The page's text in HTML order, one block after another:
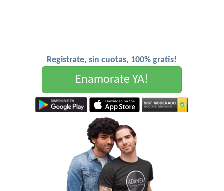
Registrate, sin cuotas, 100% gratis!
Enamorate YA!